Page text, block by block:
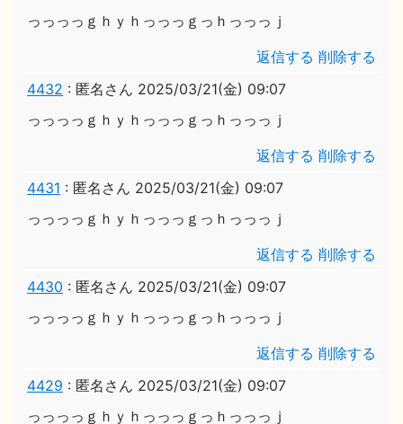
っっっっｇｈｙｈっっっｇっｈっっっｊ
返信する 削除する
4432 : 匿名さん 2025/03/21(金) 09:07
っっっっｇｈｙｈっっっｇっｈっっっｊ
返信する 削除する
4431 : 匿名さん 2025/03/21(金) 09:07
っっっっｇｈｙｈっっっｇっｈっっっｊ
返信する 削除する
4430 : 匿名さん 2025/03/21(金) 09:07
っっっっｇｈｙｈっっっｇっｈっっっｊ
返信する 削除する
4429 : 匿名さん 2025/03/21(金) 09:07
っっっっｇｈｙｈっっっｇっｈっっっｊ